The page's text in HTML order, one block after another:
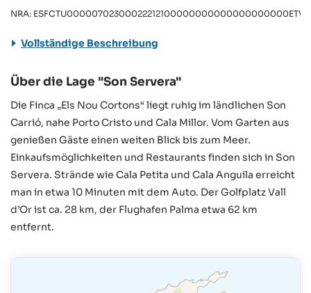
NRA: ESFCTU00000702300022212100000000000000000000ETV/
Vollständige Beschreibung
Über die Lage "Son Servera"
Die Finca „Els Nou Cortons“ liegt ruhig im ländlichen Son
Carrió, nahe Porto Cristo und Cala Millor. Vom Garten aus
genießen Gäste einen weiten Blick bis zum Meer.
Einkaufsmöglichkeiten und Restaurants finden sich in Son
Servera. Strände wie Cala Petita und Cala Anguila erreicht
man in etwa 10 Minuten mit dem Auto. Der Golfplatz Vall
d’Or ist ca. 28 km, der Flughafen Palma etwa 62 km
entfernt.